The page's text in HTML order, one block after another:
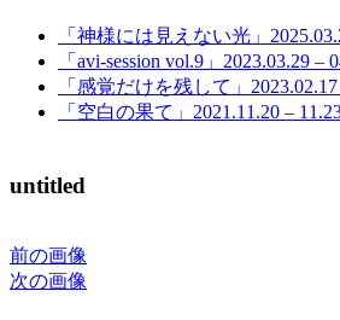
「神様には見えない光」
「avi-session vol.9」2023.03.29 –
「感覚だけを残して」
「空白の果て」2021.11.20 –
untitled
前の画像
次の画像